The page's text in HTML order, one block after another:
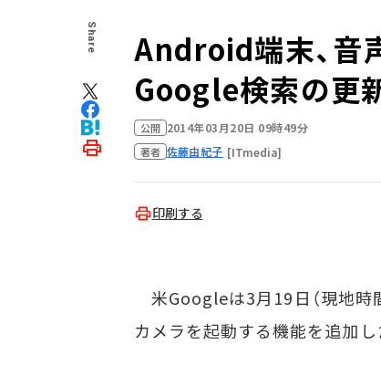
Share
Android端末、音
Google検索の更
公開 2014年03月20日 09時49分
著者 佐藤由紀子 [ITmedia]
印刷する
米Googleは3月19日（現地時
カメラを起動する機能を追加